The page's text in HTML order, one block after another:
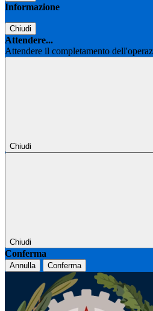
Informazione
Chiudi
Attendere...
Attendere il completamento
Chiudi
Chiudi
Conferma
Annulla Conferma